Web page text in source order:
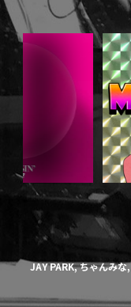
JAY PARK,ちゃんみな,